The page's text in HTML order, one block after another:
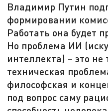
Владимир Путин
формировании
Работать она будет
Но проблема ИИ
интеллекта) – это не
техническая
философская и
под вопрос саму